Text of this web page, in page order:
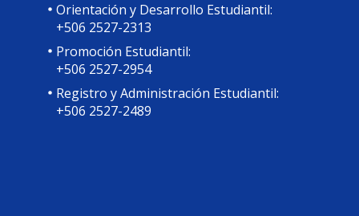
Orientación y Desarrollo Estudiantil:
+506 2527-2313
Promoción Estudiantil:
+506 2527-2954
Registro y Administración Estudiantil:
+506 2527-2489